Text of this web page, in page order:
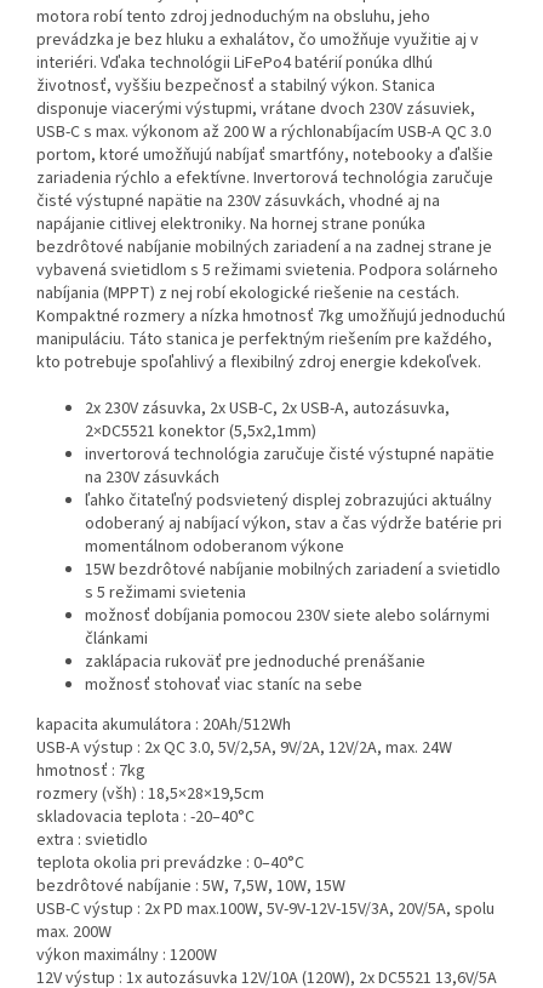
motora robí tento zdroj jednoduchým na obsluhu, jeho
prevádzka je bez hluku a exhalátov, čo umožňuje využitie aj v
interiéri. Vďaka technológii LiFePo4 batérií ponúka dlhú
životnosť, vyššiu bezpečnosť a stabilný výkon. Stanica
disponuje viacerými výstupmi, vrátane dvoch 230V zásuviek,
USB-C s max. výkonom až 200 W a rýchlonabíjacím USB-A QC 3.0
portom, ktoré umožňujú nabíjať smartfóny, notebooky a ďalšie
zariadenia rýchlo a efektívne. Invertorová technológia zaručuje
čisté výstupné napätie na 230V zásuvkách, vhodné aj na
napájanie citlivej elektroniky. Na hornej strane ponúka
bezdrôtové nabíjanie mobilných zariadení a na zadnej strane je
vybavená svietidlom s 5 režimami svietenia. Podpora solárneho
nabíjania (MPPT) z nej robí ekologické riešenie na cestách.
Kompaktné rozmery a nízka hmotnosť 7kg umožňujú jednoduchú
manipuláciu. Táto stanica je perfektným riešením pre každého,
kto potrebuje spoľahlivý a flexibilný zdroj energie kdekoľvek.
2x 230V zásuvka, 2x USB-C, 2x USB-A, autozásuvka,
2×DC5521 konektor (5,5x2,1mm)
invertorová technológia zaručuje čisté výstupné napätie
na 230V zásuvkách
ľahko čitateľný podsvietený displej zobrazujúci aktuálny
odoberaný aj nabíjací výkon, stav a čas výdrže batérie pri
momentálnom odoberanom výkone
15W bezdrôtové nabíjanie mobilných zariadení a svietidlo
s 5 režimami svietenia
možnosť dobíjania pomocou 230V siete alebo solárnymi
článkami
zaklápacia rukoväť pre jednoduché prenášanie
možnosť stohovať viac staníc na sebe
kapacita akumulátora : 20Ah/512Wh
USB-A výstup : 2x QC 3.0, 5V/2,5A, 9V/2A, 12V/2A, max. 24W
hmotnosť : 7kg
rozmery (všh) : 18,5×28×19,5cm
skladovacia teplota : -20–40°C
extra : svietidlo
teplota okolia pri prevádzke : 0–40°C
bezdrôtové nabíjanie : 5W, 7,5W, 10W, 15W
USB-C výstup : 2x PD max.100W, 5V-9V-12V-15V/3A, 20V/5A, spolu
max. 200W
výkon maximálny : 1200W
12V výstup : 1x autozásuvka 12V/10A (120W), 2x DC5521 13,6V/5A